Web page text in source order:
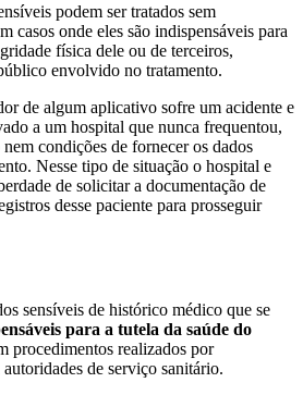
podem ser tratados sem
casos onde eles são indispensáveis para
física dele ou de terceiros,
envolvido no tratamento.
de algum aplicativo sofre um acidente e
a um hospital que nunca frequentou,
condições de fornecer os dados
Nesse tipo de situação o hospital e
de solicitar a documentação de
desse paciente para prosseguir
sensíveis de histórico médico que se
para a tutela da saúde do
procedimentos realizados por
de serviço sanitário.